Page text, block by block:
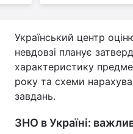
Український центр
невдовзі планує
характеристику
року та схеми
завдань.
ЗНО в Україні: